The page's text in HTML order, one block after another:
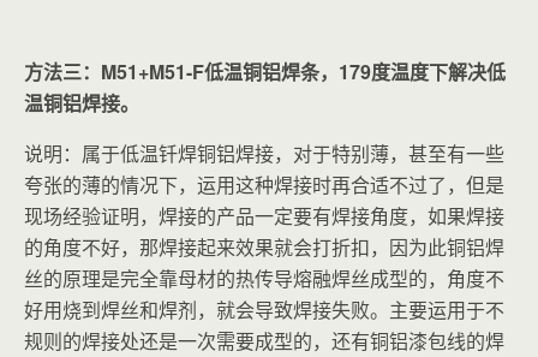
方法三：M51+M51-F低温铜铝焊条，179度温度下解决低
温铜铝焊接。
说明：属于低温钎焊铜铝焊接，对于特别薄，甚至有一些
夸张的薄的情况下，运用这种焊接时再合适不过了，但是
现场经验证明，焊接的产品一定要有焊接角度，如果焊接
的角度不好，那焊接起来效果就会打折扣，因为此铜铝焊
丝的原理是完全靠母材的热传导熔融焊丝成型的，角度不
好用烧到焊丝和焊剂，就会导致焊接失败。主要运用于不
规则的焊接处还是一次需要成型的，还有铜铝漆包线的焊